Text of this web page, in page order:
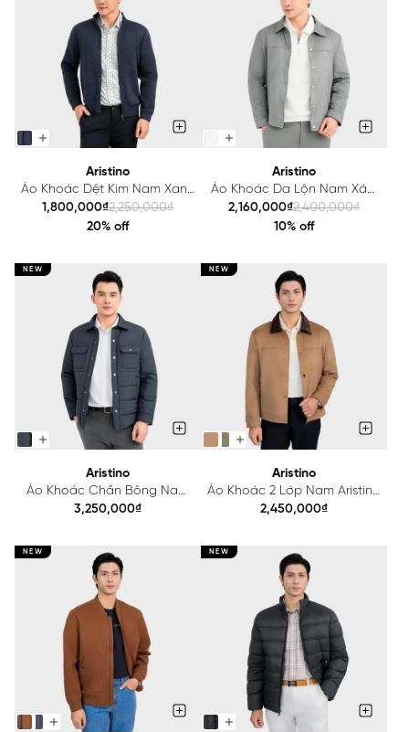
Aristino
Áo Khoác Dệt Kim Nam Xanh
Tím Than Aristino Regular Fit
AJK001EDP01
1,800,000₫2,250,000₫
20% off
Aristino
Áo Khoác Da Lộn Nam Xám
Aristino Regular Fit
AJK006EDP01
2,160,000₫2,400,000₫
10% off
NEW
Aristino
Áo Khoác Chần Bông Nam
Kẻ Aristino Regular Fit
3,250,000₫
NEW
Aristino
Áo Khoác 2 Lớp Nam Aristino
Regular Fit AJK025BS0
2,450,000₫
NEW NEW